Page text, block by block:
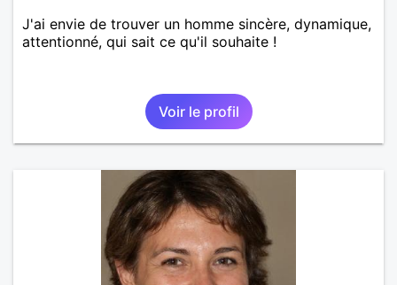
J'ai envie de trouver un homme sincère, dynamique,
attentionné, qui sait ce qu'il souhaite !
Voir le profil